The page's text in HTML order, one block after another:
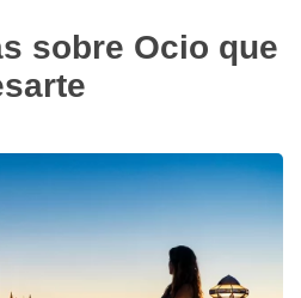
sobre Ocio que